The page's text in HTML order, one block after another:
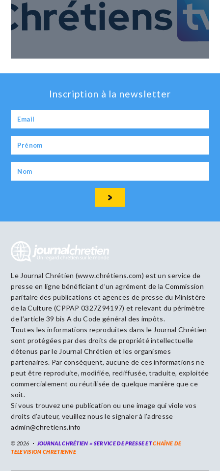
Inscription à la newsletter
Le Journal Chrétien (www.chrétiens.com) est un service de
presse en ligne bénéficiant d’un agrément de la Commission
paritaire des publications et agences de presse du Ministère
de la Culture (CPPAP 0327Z94197) et relevant du périmètre
de l’article 39 bis A du Code général des impôts.
Toutes les informations reproduites dans le Journal Chrétien
sont protégées par des droits de propriété intellectuelle
détenus par le Journal Chrétien et les organismes
partenaires. Par conséquent, aucune de ces informations ne
peut être reproduite, modifiée, rediffusée, traduite, exploitée
commercialement ou réutilisée de quelque manière que ce
soit.
Si vous trouvez une publication ou une image qui viole vos
droits d’auteur, veuillez nous le signaler à l’adresse
admin@chretiens.info
© 2026 JOURNAL CHRÉTIEN = SERVICE DE PRESSE ETCHAÎNE DE
TELEVISION CHRETIENNE